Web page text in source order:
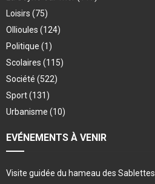
Loisirs (75)
Ollioules (124)
Politique (1)
Scolaires (115)
Société (522)
Sport(131)
Urbanisme (10)
EVÉNEMENTS À VENIR
Visite guidée du hameau des Sablettes